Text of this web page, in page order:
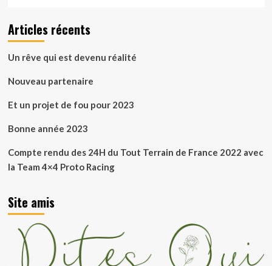
Articles récents
Un rêve qui est devenu réalité
Nouveau partenaire
Et un projet de fou pour 2023
Bonne année 2023
Compte rendu des 24H du Tout Terrain de France 2022 avec
la Team 4×4 Proto Racing
Site amis